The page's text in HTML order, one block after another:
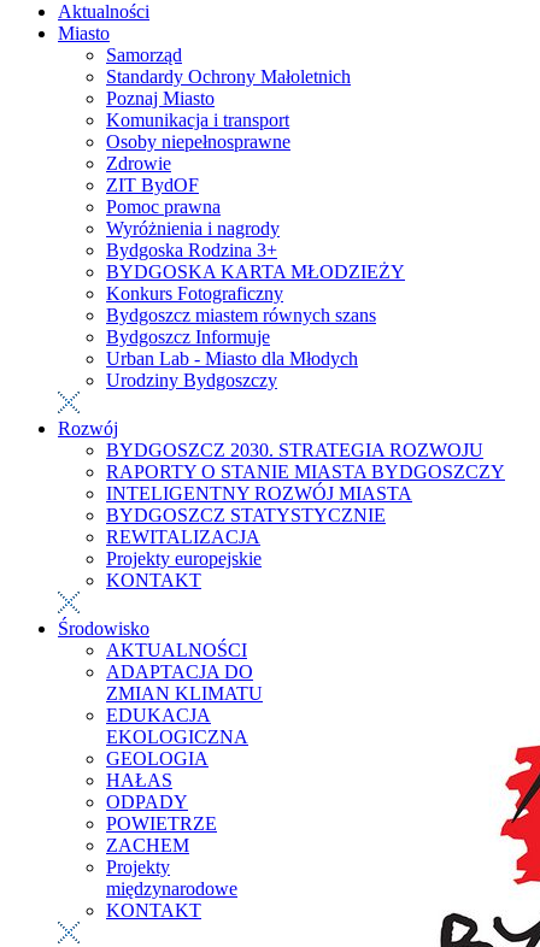
Aktualności
Miasto
Samorząd
Standardy Ochrony Małoletnich
Poznaj Miasto
Komunikacja i transport
Osoby niepełnosprawne
Zdrowie
ZIT BydOF
Pomoc prawna
Wyróżnienia i nagrody
Bydgoska Rodzina 3+
BYDGOSKA KARTA MŁODZIEŻY
Konkurs Fotograficzny
Bydgoszcz miastem równych szans
Bydgoszcz Informuje
Urban Lab - Miasto dla Młodych
Urodziny Bydgoszczy
Rozwój
BYDGOSZCZ 2030. STRATEGIA ROZWOJU
RAPORTY O STANIE MIASTA BYDGOSZCZY
INTELIGENTNY ROZWÓJ MIASTA
BYDGOSZCZ STATYSTYCZNIE
REWITALIZACJA
Projekty europejskie
KONTAKT
Środowisko
AKTUALNOŚCI
ADAPTACJA DO
ZMIAN KLIMATU
EDUKACJA
EKOLOGICZNA
GEOLOGIA
HAŁAS
ODPADY
POWIETRZE
ZACHEM
Projekty
międzynarodowe
KONTAKT